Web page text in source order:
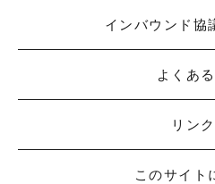
インバウンド協
よくあ
リン
このサイト